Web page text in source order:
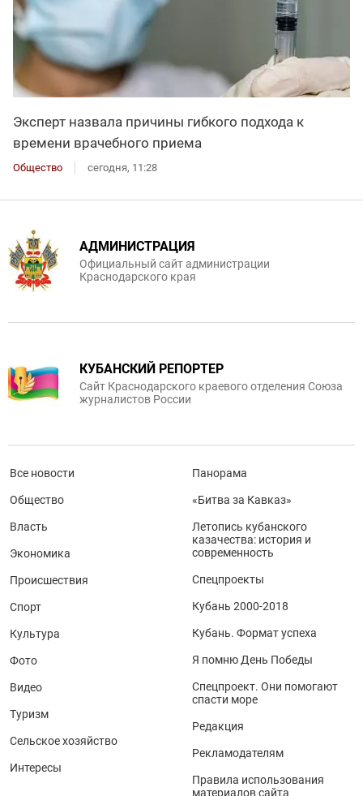
Эксперт назвала причины гибкого подхода к
времени врачебного приема
Общество сегодня, 11:28
АДМИНИСТРАЦИЯ
Официальный сайт администрации
Краснодарского края
КУБАНСКИЙ РЕПОРТЕР
Сайт Краснодарского краевого отделения Союза
журналистов России
Все новости
Общество
Власть
Экономика
Происшествия
Спорт
Культура
Фото
Видео
Туризм
Сельское хозяйство
Интересы
Панорама
«Битва за Кавказ»
Летопись кубанского
казачества: история и
современность
Спецпроекты
Кубань 2000-2018
Кубань. Формат успеха
Я помню День Победы
Спецпроект. Они помогают
спасти море
Редакция
Рекламодателям
Правила использования
материалов сайта